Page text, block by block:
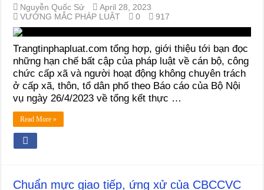
Nguyễn Quốc Sử
April 28, 2023
VƯỚNG MẮC PHÁP LUẬT
0 917
Trangtinphapluat.com tổng hợp, giới thiệu tới bạn đọc
những hạn chế bất cập của pháp luật về cán bộ, công
chức cấp xã và người hoạt động không chuyên trách
ở cấp xã, thôn, tổ dân phố theo Báo cáo của Bộ Nội
vụ ngày 26/4/2023 về tổng kết thực …
Read More »
Chuẩn mực giao tiếp, ứng xử của CBCCVC